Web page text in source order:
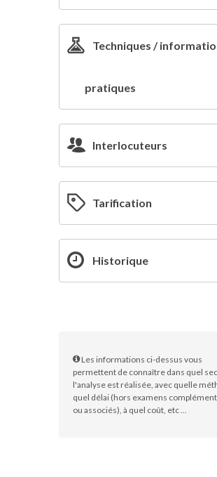
Techniques /
pratiques
Interlocuteurs
Tarification
Historique
Les informations ci-dessus vous
permettent de connaître dans quel
l'analyse est réalisée, avec quelle
quel délai (hors examens
ou associés), à quel coût, etc ...